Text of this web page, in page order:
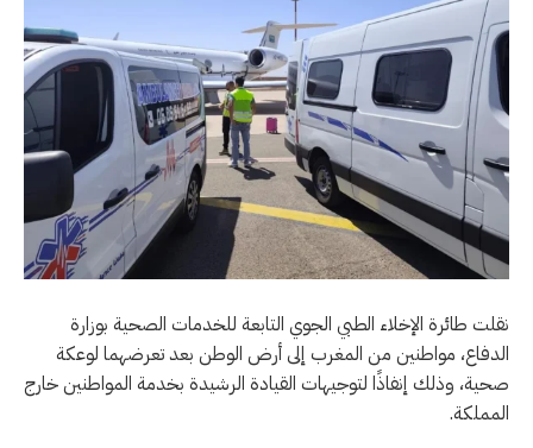
نقلت طائرة الإخلاء الطبي الجوي التابعة للخدمات الصحية بوزارة
الدفاع، مواطنين من المغرب إلى أرض الوطن بعد تعرضهما لوعكة
صحية، وذلك إنفاذًا لتوجيهات القيادة الرشيدة بخدمة المواطنين خارج
المملكة.